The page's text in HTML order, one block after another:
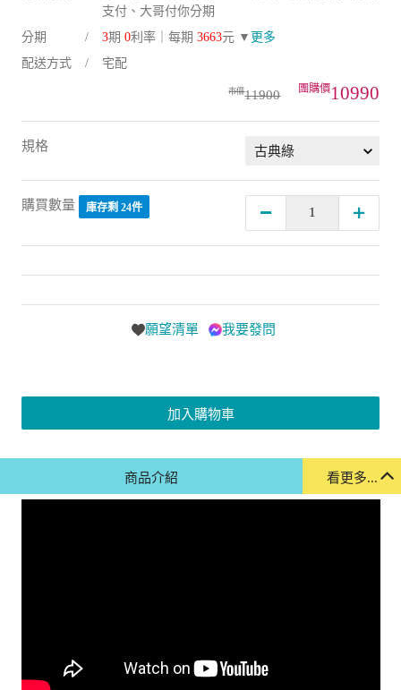
支付、大哥付你分期
分期
3期 0利率｜每期 3663元 ▼ 更多
配送方式
宅配
11900 10990
規格
購買數量 庫存剩 24件
願望清單 我要發問
加入購物車
看更多...
商品介紹